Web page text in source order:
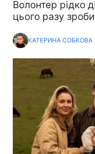
Волонтер рідко
цього разу
КАТЕРИНА СОБКОВА